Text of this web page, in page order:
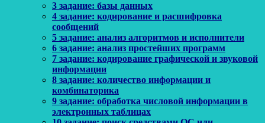
3 задание: базы данных
4 задание: кодирование и расшифровка
сообщений
5 задание: анализ алгоритмов и исполнители
6 задание: анализ простейших программ
7 задание: кодирование графической и звуковой
информации
8 задание: количество информации и
комбинаторика
9 задание: обработка числовой информации в
электронных таблицах